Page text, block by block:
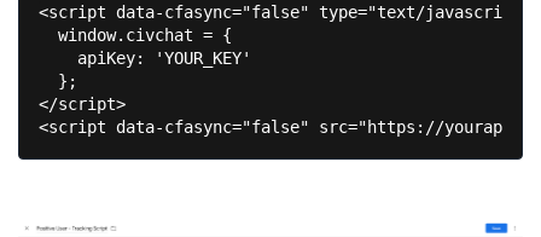
<script data-cfasync="false" type="text/javascript">
  window.civchat = {
    apiKey: 'YOUR_KEY'
  };
</script>
<script data-cfasync="false" src="https://